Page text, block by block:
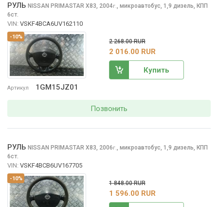
-10%
Артикул 1GM15JZ01
РУЛЬ NISSAN PRIMASTAR X83, 2004г. микроавтобус, 1,9 дизель, КПП
6ст.
VIN: VSKF4BCA6UV162110
2 268.00 RUR
2 016.00 RUR
Купить
Позвонить
-10%
РУЛЬ NISSAN PRIMASTAR X83, 2006г. микроавтобус, 1,9 дизель, КПП
6ст.
VIN: VSKF4BCB6UV167705
1 848.00 RUR
1 596.00 RUR